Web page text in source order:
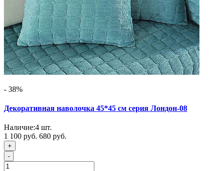
- 38%
Декоративная наволочка 45*45 см серия Лондон-08
Наличие:4 шт.
1 100 руб. 680 руб.
+
-